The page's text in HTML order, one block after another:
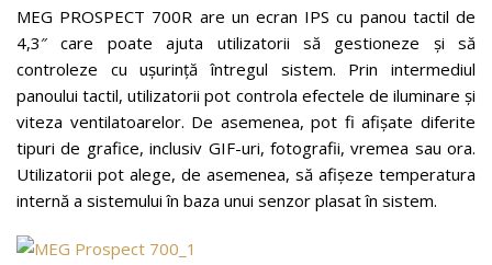
MEG PROSPECT 700R are un ecran IPS cu panou tactil de
4,3″ care poate ajuta utilizatorii să gestioneze și să
controleze cu ușurință întregul sistem. Prin intermediul
panoului tactil, utilizatorii pot controla efectele de iluminare și
viteza ventilatoarelor. De asemenea, pot fi afișate diferite
tipuri de grafice, inclusiv GIF-uri, fotografii, vremea sau ora.
Utilizatorii pot alege, de asemenea, să afișeze temperatura
internă a sistemului în baza unui senzor plasat în sistem.